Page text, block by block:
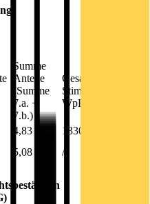
Summe
Anteile
(Summe
7.a. +
7.b.)
Gesamtzahl der
Stimmrechte nach
WpHG
4,83 %
13300000
5,08 % /